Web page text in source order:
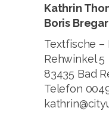
Kathrin
Boris Bregar
Textfische –
Rehwinkel 5
83435 Bad
Telefon